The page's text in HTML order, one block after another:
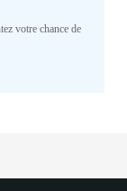
votre chance de